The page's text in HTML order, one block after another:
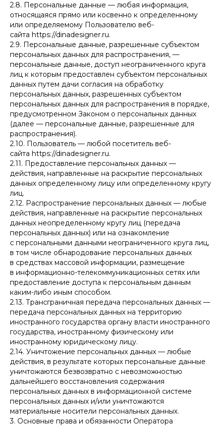
2.8. Персональные данные — любая информация,
относящаяся прямо или косвенно к определенному
или определяемому Пользователю веб-
сайта https://dinadesigner.ru.
2.9. Персональные данные, разрешенные субъектом
персональных данных для распространения, —
персональные данные, доступ неограниченного круга
лиц к которым предоставлен субъектом персональных
данных путем дачи согласия на обработку
персональных данных, разрешенных субъектом
персональных данных для распространения в порядке,
предусмотренном Законом о персональных данных
(далее — персональные данные, разрешенные для
распространения).
2.10. Пользователь — любой посетитель веб-
сайта https://dinadesigner.ru.
2.11. Предоставление персональных данных —
действия, направленные на раскрытие персональных
данных определенному лицу или определенному кругу
лиц.
2.12. Распространение персональных данных — любые
действия, направленные на раскрытие персональных
данных неопределенному кругу лиц (передача
персональных данных) или на ознакомление
с персональными данными неограниченного круга лиц,
в том числе обнародование персональных данных
в средствах массовой информации, размещение
в информационно-телекоммуникационных сетях или
предоставление доступа к персональным данным
каким-либо иным способом.
2.13. Трансграничная передача персональных данных —
передача персональных данных на территорию
иностранного государства органу власти иностранного
государства, иностранному физическому или
иностранному юридическому лицу.
2.14. Уничтожение персональных данных — любые
действия, в результате которых персональные данные
уничтожаются безвозвратно с невозможностью
дальнейшего восстановления содержания
персональных данных в информационной системе
персональных данных и/или уничтожаются
материальные носители персональных данных.
3. Основные права и обязанности Оператора